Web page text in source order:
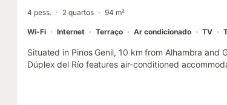
4 pess. 2 quartos 94 m²
Wi-Fi Internet Terraço Ar condicionado TV
Situated in Pinos Genil, 10 km from Alhambra and
Dúplex del Río features air-conditioned